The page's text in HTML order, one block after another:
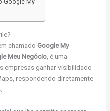
Google My
chamadoGoogle My
Meu Negócio , é uma
empresas ganhar visibilidade
respondendo diretamente